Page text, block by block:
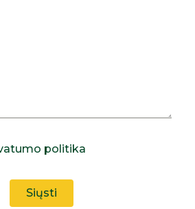
politika